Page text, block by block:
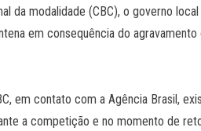
da modalidade (CBC), o governo
em consequência do
em contato com a Agência Brasil,
a competição e no momento de